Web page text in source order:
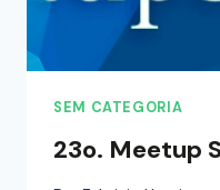
SEM CATEGORIA
23o. Meetup